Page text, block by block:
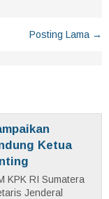
Posting Lama →
Ketua
KPK RI Sumatera
Jenderal